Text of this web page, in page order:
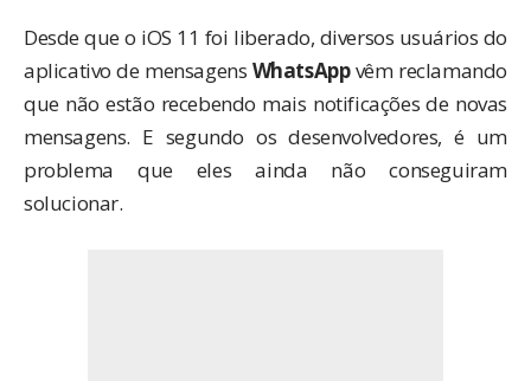
Desde que o iOS 11 foi liberado, diversos usuários do
aplicativo de mensagens WhatsAppvêm reclamando
que não estão recebendo mais notificações de novas
mensagens. E segundo os desenvolvedores, é um
problema que eles ainda não conseguiram
solucionar.